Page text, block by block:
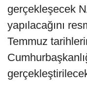
gerçekleşecek
yapılacağını
Temmuz